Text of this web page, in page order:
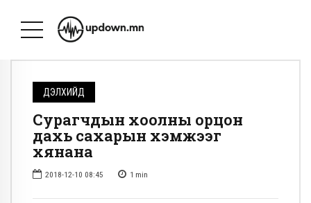
ДЭЛХИЙД
Сурагчдын хоолны орцон
дахь сахарын хэмжээг
хянана
2018-12-10 08:45 1 min